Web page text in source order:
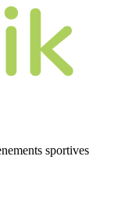
sportives